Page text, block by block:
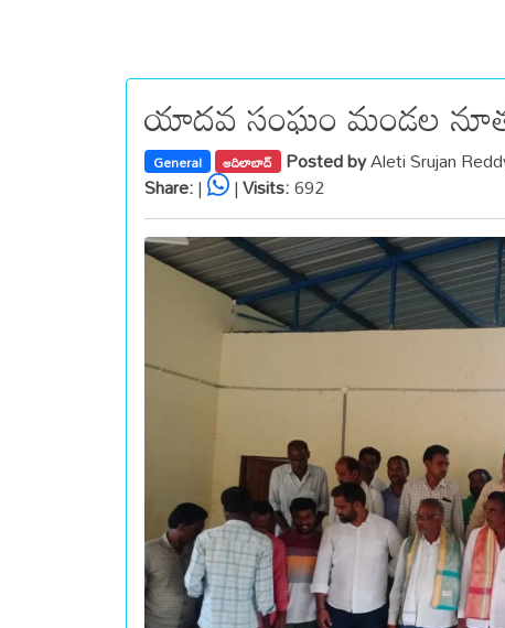
యాదవ సంఘం మండల
General ఆదిలాబాద్ Posted byAleti Srujan
Share:| |Visits:692